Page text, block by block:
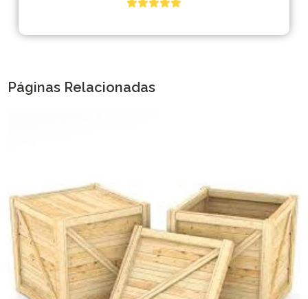
Páginas Relacionadas